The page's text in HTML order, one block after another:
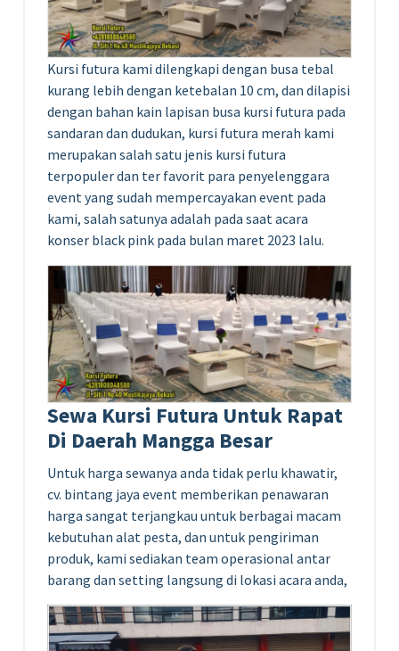
Kursi futura kami dilengkapi dengan busa tebal
kurang lebih dengan ketebalan 10 cm, dan dilapisi
dengan bahan kain lapisan busa kursi futura pada
sandaran dan dudukan, kursi futura merah kami
merupakan salah satu jenis kursi futura
terpopuler dan ter favorit para penyelenggara
event yang sudah mempercayakan event pada
kami, salah satunya adalah pada saat acara
konser black pink pada bulan maret 2023 lalu.
Sewa Kursi Futura Untuk Rapat
Di Daerah Mangga Besar
Untuk harga sewanya anda tidak perlu khawatir,
cv. bintang jaya event memberikan penawaran
harga sangat terjangkau untuk berbagai macam
kebutuhan alat pesta, dan untuk pengiriman
produk, kami sediakan team operasional antar
barang dan setting langsung di lokasi acara anda,